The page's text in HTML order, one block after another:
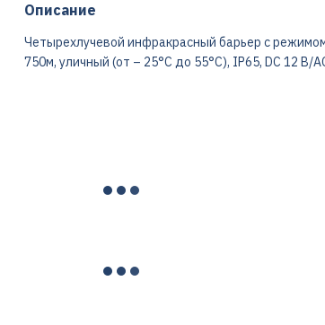
Описание
Четырехлучевой инфракрасный барьер с
750м, уличный (от – 25°C до 55°C), IP65, DC 12 В/